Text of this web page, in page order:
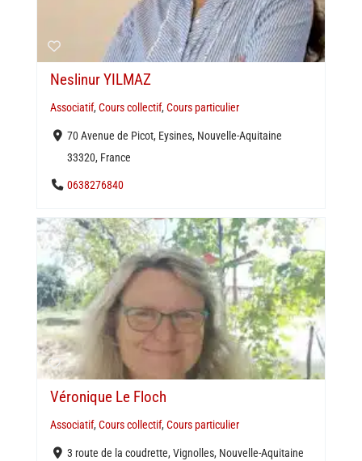
Neslinur YILMAZ
Associatif, Cours collectif, Cours particulier
70 Avenue de Picot, Eysines, Nouvelle-Aquitaine
33320, France
0638276840
Véronique Le Floch
Associatif, Cours collectif, Cours particulier
3 route de la coudrette, Vignolles, Nouvelle-Aquitaine